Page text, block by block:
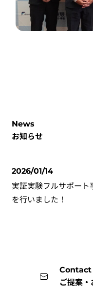
News
お知らせ
2026/01/14
実証実験フルサポート
を行いました！
Contact
ご提案